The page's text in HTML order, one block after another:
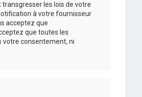
les lois de votre
à votre fournisseur
acceptez que
que toutes les
votre consentement, ni